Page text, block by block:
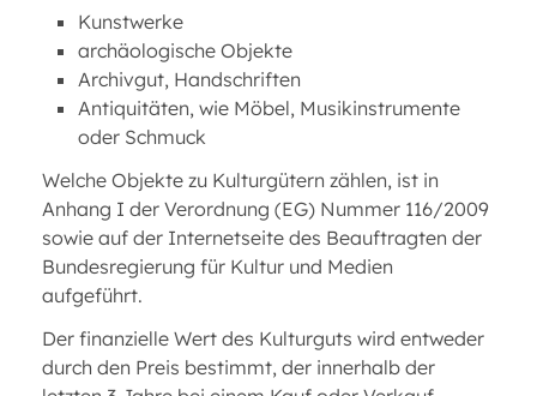
Kunstwerke
archäologische Objekte
Archivgut, Handschriften
Antiquitäten, wie Möbel, Musikinstrumente
oder Schmuck
Welche Objekte zu Kulturgütern zählen, ist in
Anhang I der Verordnung (EG) Nummer 116/2009
sowie auf der Internetseite des Beauftragten der
Bundesregierung für Kultur und Medien
aufgeführt.
Der finanzielle Wert des Kulturguts wird entweder
durch den Preis bestimmt, der innerhalb der